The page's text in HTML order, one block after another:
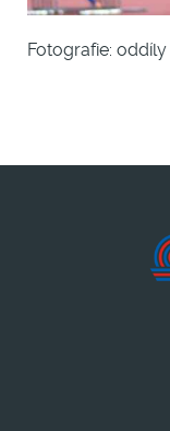
Fotografie: oddíly